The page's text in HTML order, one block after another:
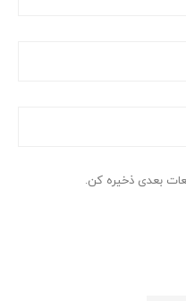
بعدی ذخیره کن.